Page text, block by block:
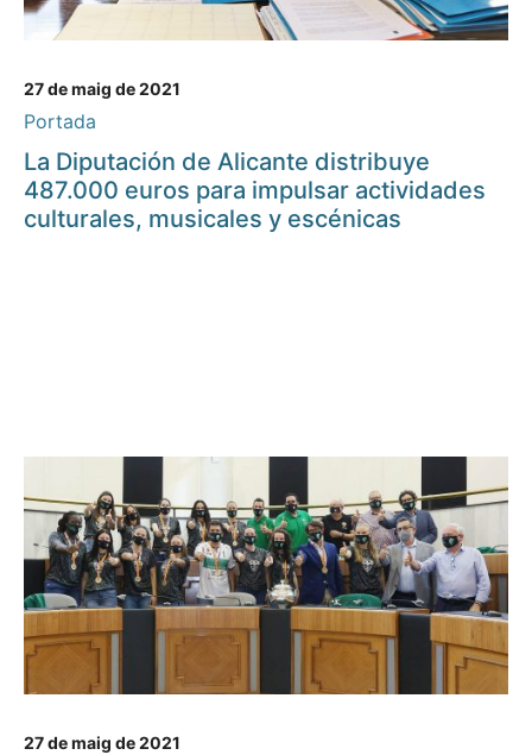
27 de maig de 2021
Portada
La Diputación de Alicante distribuye
487.000 euros para impulsar actividades
culturales, musicales y escénicas
27 de maig de 2021